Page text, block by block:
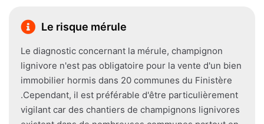
Le risque mérule
Le diagnostic concernant la mérule, champignon
lignivore n'est pas obligatoire pour la vente d'un bien
immobilier hormis dans 20 communes du Finistère
.Cependant, il est préférable d'être particulièrement
vigilant car des chantiers de champignons lignivores